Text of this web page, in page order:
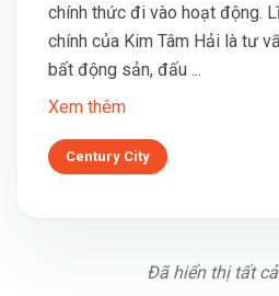
chính thức đi vào hoạt động.
chính của Kim Tâm Hải là tư
bất động sản, đấu ...
Xem thêm
Century City
Đã hiển thị tất